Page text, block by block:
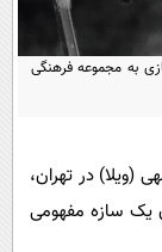
به مجموعه فرهنگی
(ویلا) در تهران،
یک سازه مفهومی